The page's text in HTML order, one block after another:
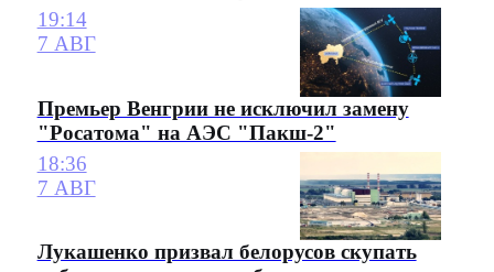
19:14
7 АВГ
Премьер Венгрии не исключил замену
"Росатома" на АЭС "Пакш-2"
18:36
7 АВГ
Лукашенко призвал белорусов скупать